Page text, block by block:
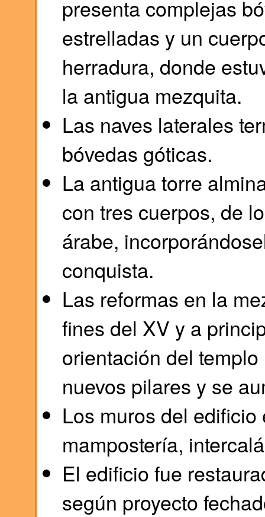
presenta complejas
estrelladas y un
herradura, donde
la antigua mezquita.
Las naves laterales
bóvedas góticas.
La antigua torre
con tres cuerpos, de
árabe,
conquista.
Las reformas en la
fines del XV y a
orientación del
nuevos pilares y se
Los muros del
mampostería,
El edificio fue
según proyecto